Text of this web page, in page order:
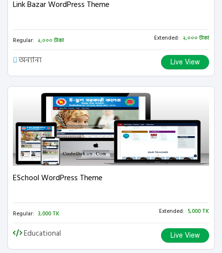
Link Bazar WordPress Theme
Regular: ২,০০০ টাকা Extended: ২,০০০ টাকা
অন্যান্য Live View
ESchool WordPress Theme
Regular: 3,000 TK Extended: 5,000 TK
Educational Live View